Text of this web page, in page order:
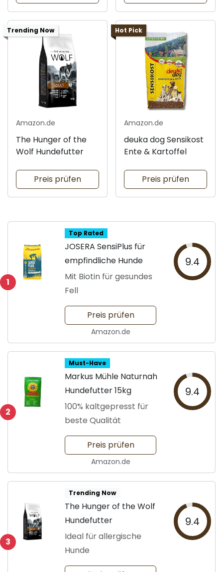
Trending Now
Amazon.de
The Hunger of the
Wolf Hundefutter
Preis prüfen
Hot Pick
Amazon.de
deuka dog Sensikost
Ente & Kartoffel
Preis prüfen
1
Top Rated
JOSERA SensiPlus für
empfindliche Hunde
Mit Biotin für gesundes
Fell
9.4
Preis prüfen
Amazon.de
2
Must-Have
Markus Mühle Naturnah
Hundefutter 15kg
100% kaltgepresst für
beste Qualität
9.4
Preis prüfen
Amazon.de
3
Trending Now
The Hunger of the Wolf
Hundefutter
Ideal für allergische
Hunde
9.4